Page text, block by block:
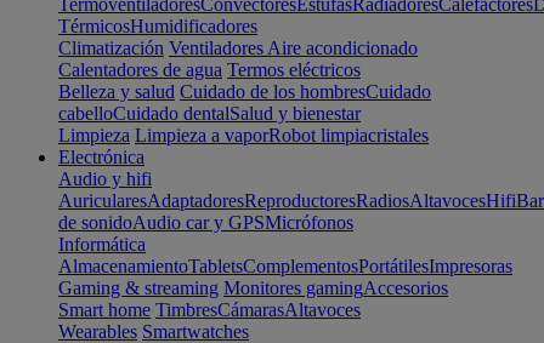
TermoventiladoresConvectoresEstufasRadiadoresCalefactores
TérmicosHumidificadores
Climatización Ventiladores Aire acondicionado
Calentadores de agua Termos eléctricos
Belleza y salud Cuidado de los hombresCuidado
cabelloCuidado dentalSalud y bienestar
Limpieza Limpieza a vaporRobot limpiacristales
Electrónica
Audio y hifi
AuricularesAdaptadoresReproductoresRadiosAltavocesHifi
de sonidoAudio car y GPSMicrófonos
Informática
AlmacenamientoTabletsComplementosPortátilesImpresoras
Gaming & streaming Monitores gamingAccesorios
Smart home TimbresCámarasAltavoces
Wearables Smartwatches